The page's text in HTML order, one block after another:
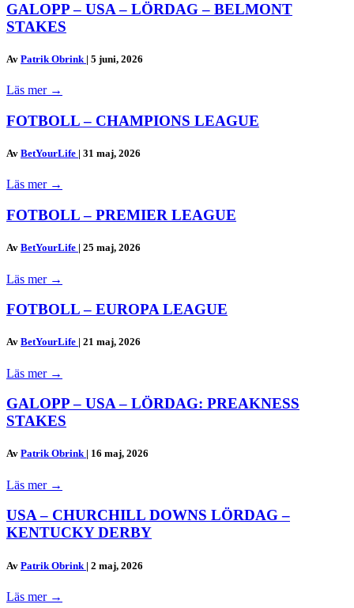
GALOPP – USA – LÖRDAG – BELMONT
STAKES
Av Patrik Obrink | 5 juni, 2026
Läs mer →
FOTBOLL – CHAMPIONS LEAGUE
Av BetYourLife | 31 maj, 2026
Läs mer →
FOTBOLL – PREMIER LEAGUE
Av BetYourLife | 25 maj, 2026
Läs mer →
FOTBOLL – EUROPA LEAGUE
Av BetYourLife | 21 maj, 2026
Läs mer →
GALOPP – USA – LÖRDAG: PREAKNESS
STAKES
Av Patrik Obrink | 16 maj, 2026
Läs mer →
USA – CHURCHILL DOWNS LÖRDAG –
KENTUCKY DERBY
Av Patrik Obrink | 2 maj, 2026
Läs mer →